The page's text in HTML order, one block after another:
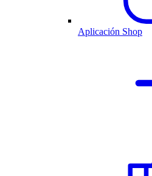
Aplicación Shop